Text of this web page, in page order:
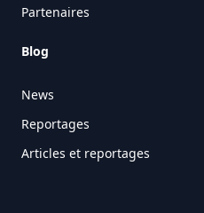
Partenaires
Blog
News
Reportages
Articles et reportages